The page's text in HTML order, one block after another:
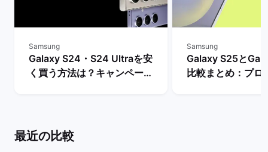
Samsung
Galaxy S24・S24 Ultraを安
く買う方法は？キャンペーン
Samsung
Galaxy S25と
比較まとめ：プロ
最近の比較